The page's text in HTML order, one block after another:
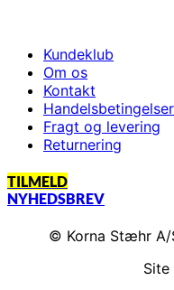
Kundeklub
Om os
Kontakt
Handelsbetingelser
Fragt og levering
Returnering
TILMELD
NYHEDSBREV
© Korna Stæhr A/
Site